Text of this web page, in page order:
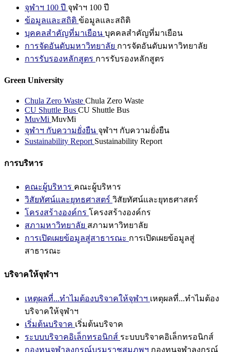
จุฬาฯ 100 ปี จุฬาฯ 100 ปี
ข้อมูลและสถิติ ข้อมูลและสถิติ
บุคคลสำคัญที่มาเยือน บุคคลสำคัญที่มาเยือน
การจัดอันดับมหาวิทยาลัย การจัดอันดับมหาวิทยาลัย
การรับรองหลักสูตร การรับรองหลักสูตร
Green University
Chula Zero Waste Chula Zero Waste
CU Shuttle Bus CU Shuttle Bus
MuvMi MuvMi
จุฬาฯ กับความยั่งยืน จุฬาฯ กับความยั่งยืน
Sustainability Report Sustainability Report
การบริหาร
คณะผู้บริหาร คณะผู้บริหาร
วิสัยทัศน์และยุทธศาสตร์ วิสัยทัศน์และยุทธศาสตร์
โครงสร้างองค์กร โครงสร้างองค์กร
สภามหาวิทยาลัย สภามหาวิทยาลัย
การเปิดเผยข้อมูลสู่สาธารณะ การเปิดเผยข้อมูลสู่
สาธารณะ
บริจาคให้จุฬาฯ
เหตุผลที่...ทำไมต้องบริจาคให้จุฬาฯ เหตุผลที่...ทำไมต้อง
บริจาคให้จุฬาฯ
เริ่มต้นบริจาค เริ่มต้นบริจาค
ระบบบริจาคอิเล็กทรอนิกส์ ระบบบริจาคอิเล็กทรอนิกส์
กองทุนจุฬาลงกรณ์บรมราชสมภพฯ กองทุนจุฬาลงกรณ์